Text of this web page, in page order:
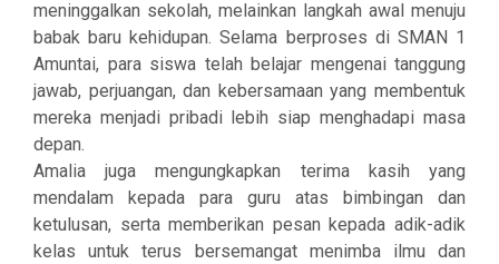
meninggalkan sekolah, melainkan langkah awal menuju
babak baru kehidupan. Selama berproses di SMAN 1
Amuntai, para siswa telah belajar mengenai tanggung
jawab, perjuangan, dan kebersamaan yang membentuk
mereka menjadi pribadi lebih siap menghadapi masa
depan.
Amalia juga mengungkapkan terima kasih yang
mendalam kepada para guru atas bimbingan dan
ketulusan, serta memberikan pesan kepada adik-adik
kelas untuk terus bersemangat menimba ilmu dan